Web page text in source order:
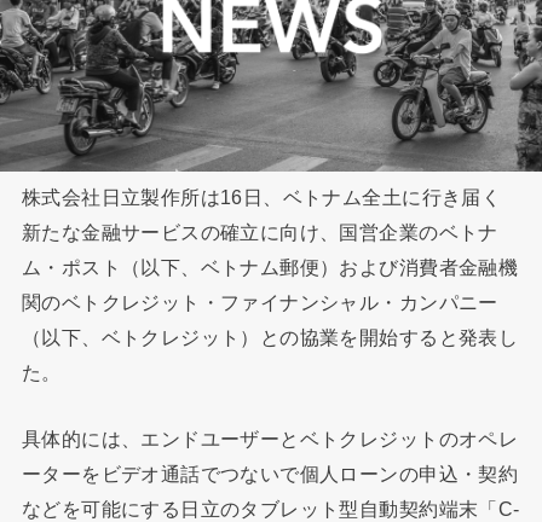
株式会社日立製作所は16日、ベトナム全土に行き届く
新たな金融サービスの確立に向け、国営企業のベトナ
ム・ポスト（以下、ベトナム郵便）および消費者金融機
関のベトクレジット・ファイナンシャル・カンパニー
（以下、ベトクレジット）との協業を開始すると発表し
た。
具体的には、エンドユーザーとベトクレジットのオペレ
ーターをビデオ通話でつないで個人ローンの申込・契約
などを可能にする日立のタブレット型自動契約端末「C-